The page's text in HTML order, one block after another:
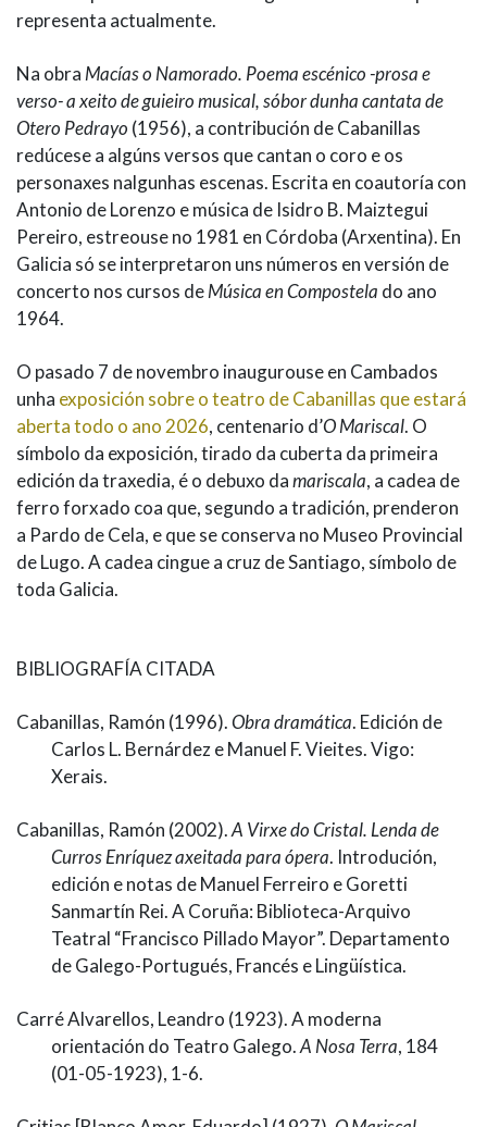
representa actualmente.
Na obra Macías o Namorado. Poema escénico -prosa e
verso- a xeito de guieiro musical, sóbor dunha cantata de
Otero Pedrayo (1956), a contribución de Cabanillas
redúcese a algúns versos que cantan o coro e os
personaxes nalgunhas escenas. Escrita en coautoría con
Antonio de Lorenzo e música de Isidro B. Maiztegui
Pereiro, estreouse no 1981 en Córdoba (Arxentina). En
Galicia só se interpretaron uns números en versión de
concerto nos cursos deMúsica en Compostela do ano
1964.
O pasado 7 de novembro inaugurouse en Cambados
unha exposición sobre o teatro de Cabanillas que estará
aberta todo o ano 2026, centenario d’O Mariscal. O
símbolo da exposición, tirado da cuberta da primeira
edición da traxedia, é o debuxo damariscala, a cadea de
ferro forxado coa que, segundo a tradición, prenderon
a Pardo de Cela, e que se conserva no Museo Provincial
de Lugo. A cadea cingue a cruz de Santiago, símbolo de
toda Galicia.
BIBLIOGRAFÍA CITADA
Cabanillas, Ramón (1996).Obra dramática. Edición de
Carlos L. Bernárdez e Manuel F. Vieites. Vigo:
Xerais.
Cabanillas, Ramón (2002).A Virxe do Cristal. Lenda de
Curros Enríquez axeitada para ópera. Introdución,
edición e notas de Manuel Ferreiro e Goretti
Sanmartín Rei. A Coruña: Biblioteca-Arquivo
Teatral “Francisco Pillado Mayor”. Departamento
de Galego-Portugués, Francés e Lingüística.
Carré Alvarellos, Leandro (1923). A moderna
orientación do Teatro Galego.A Nosa Terra, 184
(01-05-1923), 1-6.